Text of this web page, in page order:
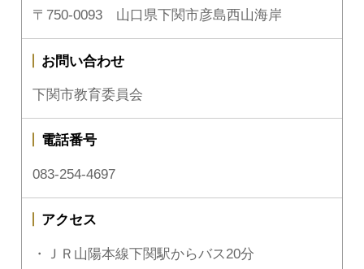
〒750-0093 山口県下関市彦島西山海岸
お問い合わせ
下関市教育委員会
電話番号
083-254-4697
アクセス
・ＪＲ山陽本線下関駅からバス20分